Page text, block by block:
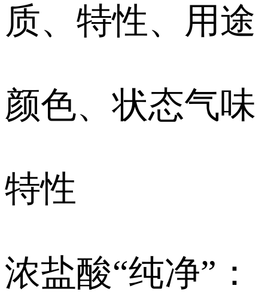
质、特性、用途
颜色、状态气味
特性
浓盐酸“纯净”：